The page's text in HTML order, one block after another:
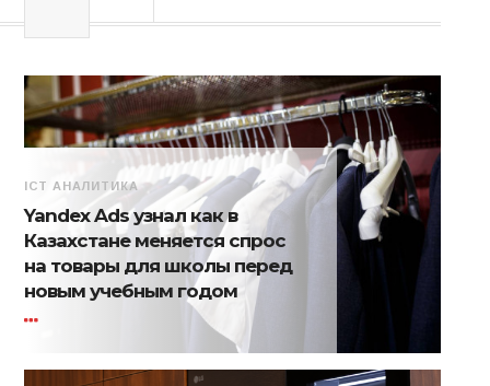
ICT АНАЛИТИКА
Yandex Ads узнал как в
Казахстане меняется спрос
на товары для школы перед
новым учебным годом